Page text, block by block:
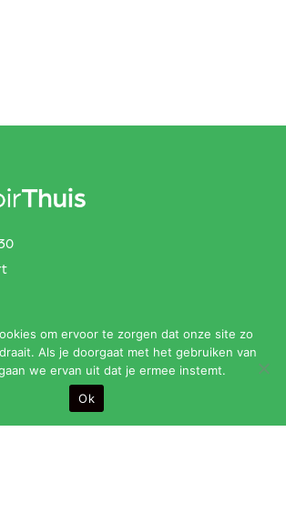
om ervoor te zorgen dat onze site zo
Als je doorgaat met het gebruiken van
we ervan uit dat je ermee instemt.
Ok